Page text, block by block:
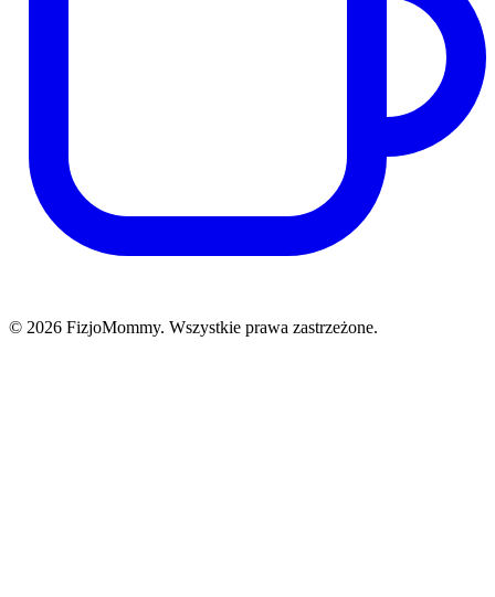
© 2026 FizjoMommy. Wszystkie prawa zastrzeżone.